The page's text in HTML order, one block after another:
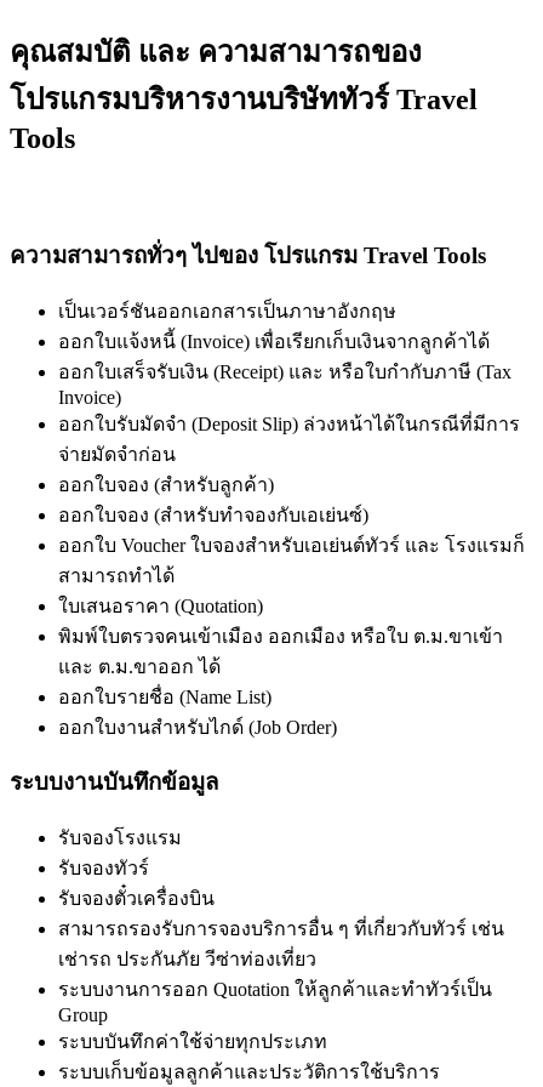
คุณสมบัติ และ ความสามารถของ
โปรแกรมบริหารงานบริษัททัวร์ Travel
Tools
ความสามารถทั่วๆ ไปของ โปรแกรม Travel Tools
เป็นเวอร์ชันออกเอกสารเป็นภาษาอังกฤษ
ออกใบแจ้งหนี้ (Invoice) เพื่อเรียกเก็บเงินจากลูกค้าได้
ออกใบเสร็จรับเงิน (Receipt) และ หรือใบกำกับภาษี (Tax
Invoice)
ออกใบรับมัดจำ (Deposit Slip) ล่วงหน้าได้ในกรณีที่มีการ
จ่ายมัดจำก่อน
ออกใบจอง (สำหรับลูกค้า)
ออกใบจอง (สำหรับทำจองกับเอเย่นซ์)
ออกใบ Voucher ใบจองสำหรับเอเย่นต์ทัวร์ และ โรงแรมก็
สามารถทำได้
ใบเสนอราคา (Quotation)
พิมพ์ใบตรวจคนเข้าเมือง ออกเมือง หรือใบ ต.ม.ขาเข้า
และ ต.ม.ขาออก ได้
ออกใบรายชื่อ (Name List)
ออกใบงานสำหรับไกด์ (Job Order)
ระบบงานบันทึกข้อมูล
รับจองโรงแรม
รับจองทัวร์
รับจองตั๋วเครื่องบิน
สามารถรองรับการจองบริการอื่น ๆ ที่เกี่ยวกับทัวร์ เช่น
เช่ารถ ประกันภัย วีซ่าท่องเที่ยว
ระบบงานการออก Quotation ให้ลูกค้าและทำทัวร์เป็น
Group
ระบบบันทึกค่าใช้จ่ายทุกประเภท
ระบบเก็บข้อมูลลูกค้าและประวัติการใช้บริการ